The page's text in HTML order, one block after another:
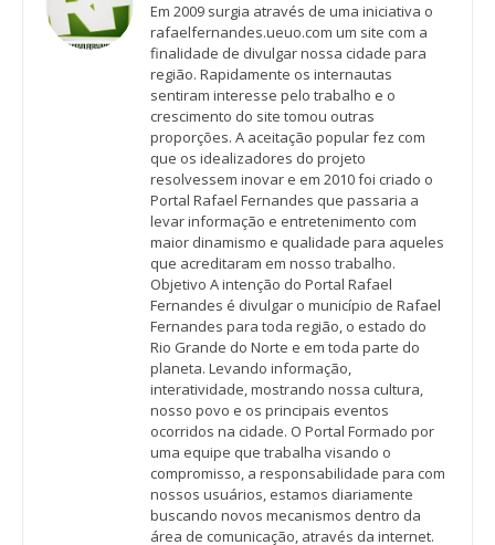
Em 2009 surgia através de uma iniciativa o
rafaelfernandes.ueuo.com um site com a
finalidade de divulgar nossa cidade para
região. Rapidamente os internautas
sentiram interesse pelo trabalho e o
crescimento do site tomou outras
proporções. A aceitação popular fez com
que os idealizadores do projeto
resolvessem inovar e em 2010 foi criado o
Portal Rafael Fernandes que passaria a
levar informação e entretenimento com
maior dinamismo e qualidade para aqueles
que acreditaram em nosso trabalho.
Objetivo A intenção do Portal Rafael
Fernandes é divulgar o município de Rafael
Fernandes para toda região, o estado do
Rio Grande do Norte e em toda parte do
planeta. Levando informação,
interatividade, mostrando nossa cultura,
nosso povo e os principais eventos
ocorridos na cidade. O Portal Formado por
uma equipe que trabalha visando o
compromisso, a responsabilidade para com
nossos usuários, estamos diariamente
buscando novos mecanismos dentro da
área de comunicação, através da internet.